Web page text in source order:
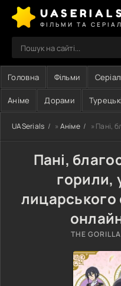
ФІЛЬМИ ТА
Головна Фільми
Аніме Дорами Турецькі
UASerials » Аніме » Пані,
Пані,
горили,
лицарського
THE